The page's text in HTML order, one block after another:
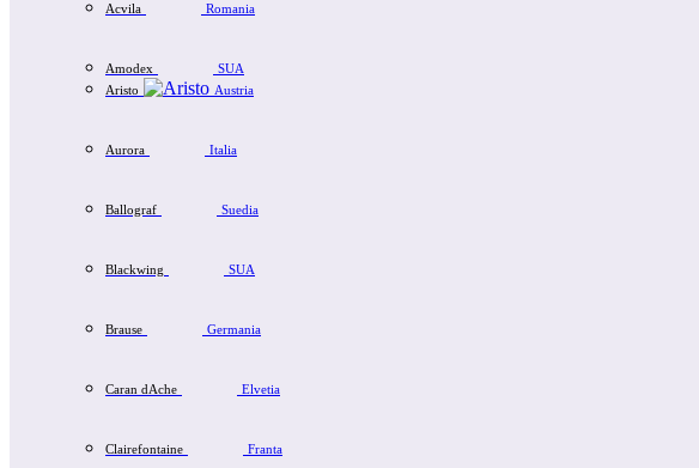
Acvila Romania
Amodex
SUA
Aristo
Austria
Aurora Italia
Ballograf Suedia
Blackwing SUA
Brause Germania
Caran dAche Elvetia
Clairefontaine Franta